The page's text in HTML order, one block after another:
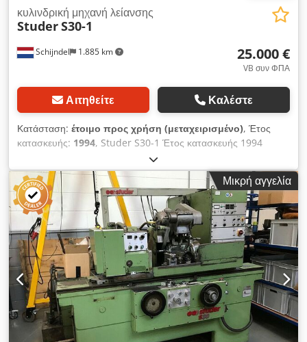
Schijndel 1.885 km
κυλινδρική μηχανή λείανσης
StuderS30-1
25.000 €
VB συν ΦΠΑ
Αιτηθείτε Καλέστε
Κατάσταση: έτοιμο προς χρήση (μεταχειρισμένο), Έτος
κατασκευής: 1994, Studer S30-1 Έτος κατασκευής 1994
Μικρή αγγελία